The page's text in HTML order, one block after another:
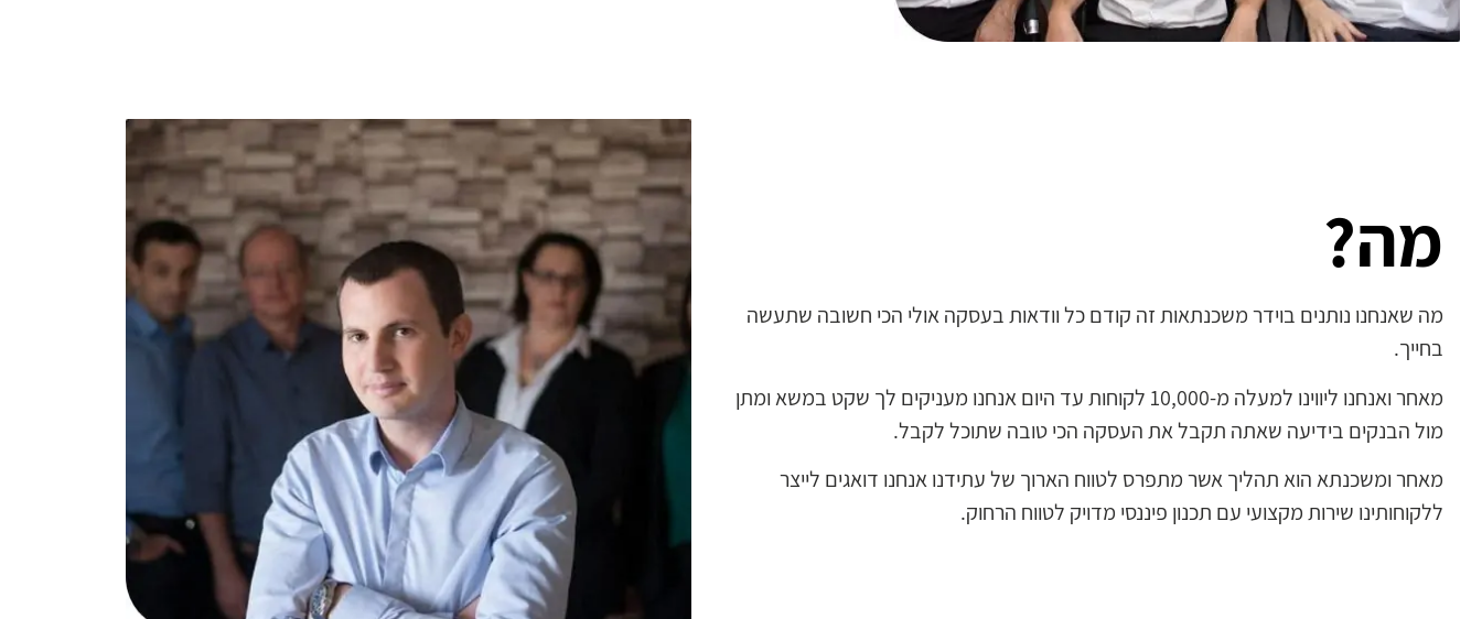
מה?
מה שאנחנו נותנים בוידר משכנתאות זה קודם כל וודאות בעסקה אולי הכי חשובה שתעשה
בחייך.
מאחר ואנחנו ליווינו למעלה מ-10,000 לקוחות עד היום אנחנו מעניקים לך שקט במשא ומתן
מול הבנקים בידיעה שאתה תקבל את העסקה הכי טובה שתוכל לקבל.
מאחר ומשכנתא הוא תהליך אשר מתפרס לטווח הארוך של עתידנו אנחנו דואגים לייצר
ללקוחותינו שירות מקצועי עם תכנון פיננסי מדויק לטווח הרחוק.